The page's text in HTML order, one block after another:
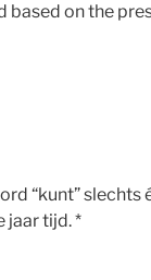
based on the
“kunt” slechts
jaar tijd. *